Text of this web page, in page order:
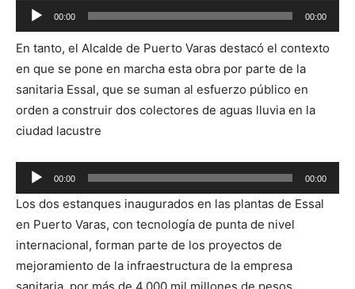
Reproductor
de
audio
00:00 00:00
En tanto, el Alcalde de Puerto Varas destacó el contexto
en que se pone en marcha esta obra por parte de la
sanitaria Essal, que se suman al esfuerzo público en
orden a construir dos colectores de aguas lluvia en la
ciudad lacustre
Reproductor
de
audio
00:00 00:00
Los dos estanques inaugurados en las plantas de Essal
en Puerto Varas, con tecnología de punta de nivel
internacional, forman parte de los proyectos de
mejoramiento de la infraestructura de la empresa